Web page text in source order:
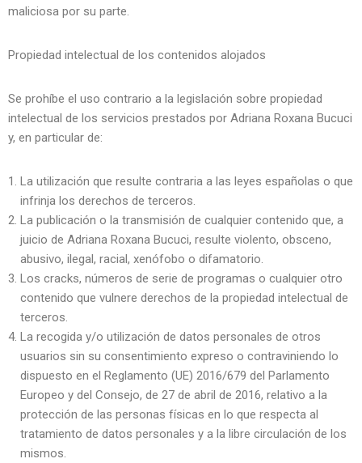
maliciosa por su parte.
Propiedad intelectual de los contenidos alojados
Se prohíbe el uso contrario a la legislación sobre propiedad
intelectual de los servicios prestados por Adriana Roxana Bucuci
y, en particular de:
La utilización que resulte contraria a las leyes españolas o que
infrinja los derechos de terceros.
La publicación o la transmisión de cualquier contenido que, a
juicio de Adriana Roxana Bucuci, resulte violento, obsceno,
abusivo, ilegal, racial, xenófobo o difamatorio.
Los cracks, números de serie de programas o cualquier otro
contenido que vulnere derechos de la propiedad intelectual de
terceros.
La recogida y/o utilización de datos personales de otros
usuarios sin su consentimiento expreso o contraviniendo lo
dispuesto en el Reglamento (UE) 2016/679 del Parlamento
Europeo y del Consejo, de 27 de abril de 2016, relativo a la
protección de las personas físicas en lo que respecta al
tratamiento de datos personales y a la libre circulación de los
mismos.